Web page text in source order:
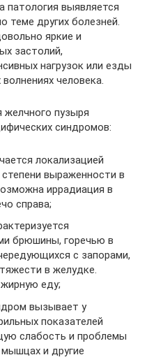
выявляется
теме других болезней.
яркие и
застолий,
нагрузок или езды
человека.
пузыря
синдромов:
локализацией
выраженности в
иррадиация в
справа;
брюшины, горечью в
с запорами,
в желудке.
еду;
вызывает у
показателей
слабость и проблемы
и другие